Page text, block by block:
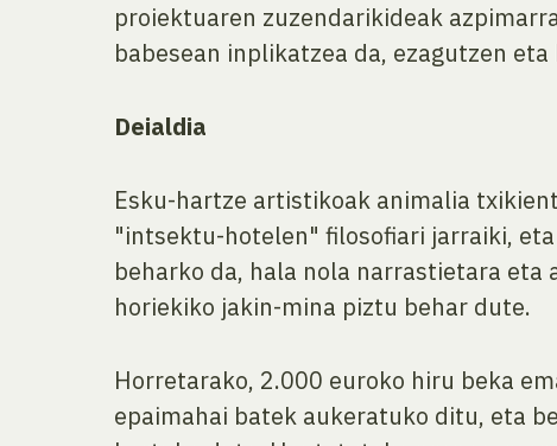
proiektuaren zuzendarikideak
babesean inplikatzea da, ezagutzen
Deialdia
Esku-hartze artistikoak animalia
"intsektu-hotelen" filosofiari jarraiki,
beharko da, hala nola narrastietara eta
horiekiko jakin-mina piztu behar dute.
Horretarako, 2.000 euroko hiru beka
epaimahai batek aukeratuko ditu, eta